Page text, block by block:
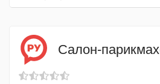
Салон-